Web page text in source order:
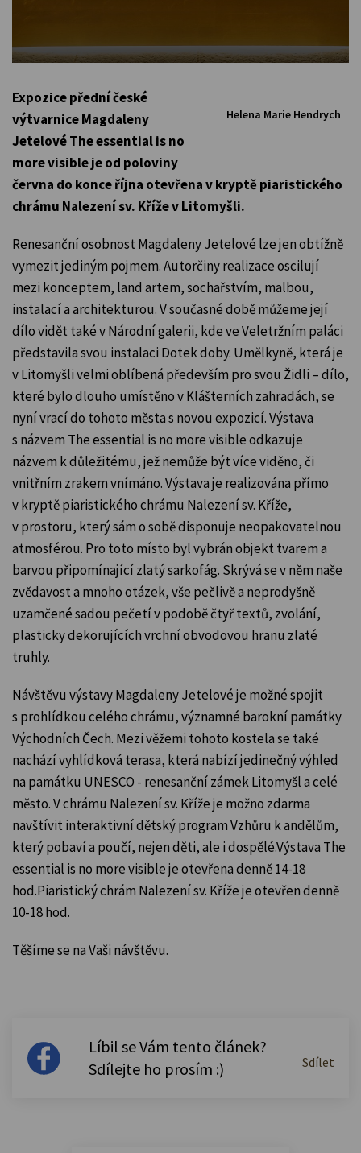
Helena Marie Hendrych
Expozice přední české
výtvarnice Magdaleny
Jetelové The essential is no
more visible je od poloviny
června do konce října otevřena v kryptě piaristického
chrámu Nalezení sv. Kříže v Litomyšli.
Renesanční osobnost Magdaleny Jetelové lze jen obtížně
vymezit jediným pojmem. Autorčiny realizace oscilují
mezi konceptem, land artem, sochařstvím, malbou,
instalací a architekturou. V současné době můžeme její
dílo vidět také v Národní galerii, kde ve Veletržním paláci
představila svou instalaci Dotek doby. Umělkyně, která je
v Litomyšli velmi oblíbená především pro svou Židli – dílo,
které bylo dlouho umístěno v Klášterních zahradách, se
nyní vrací do tohoto města s novou expozicí. Výstava
s názvem The essential is no more visible odkazuje
názvem k důležitému, jež nemůže být více viděno, či
vnitřním zrakem vnímáno. Výstava je realizována přímo
v kryptě piaristického chrámu Nalezení sv. Kříže,
v prostoru, který sám o sobě disponuje neopakovatelnou
atmosférou. Pro toto místo byl vybrán objekt tvarem a
barvou připomínající zlatý sarkofág. Skrývá se v něm naše
zvědavost a mnoho otázek, vše pečlivě a neprodyšně
uzamčené sadou pečetí v podobě čtyř textů, zvolání,
plasticky dekorujících vrchní obvodovou hranu zlaté
truhly.
Návštěvu výstavy Magdaleny Jetelové je možné spojit
s prohlídkou celého chrámu, významné barokní památky
Východních Čech. Mezi věžemi tohoto kostela se také
nachází vyhlídková terasa, která nabízí jedinečný výhled
na památku UNESCO - renesanční zámek Litomyšl a celé
město. V chrámu Nalezení sv. Kříže je možno zdarma
navštívit interaktivní dětský program Vzhůru k andělům,
který pobaví a poučí, nejen děti, ale i dospělé.Výstava The
essential is no more visible je otevřena denně 14-18
hod.Piaristický chrám Nalezení sv. Kříže je otevřen denně
10-18 hod.
Těšíme se na Vaši návštěvu.
Líbil se Vám tento článek?
Sdílejte ho prosím :)
Sdílet